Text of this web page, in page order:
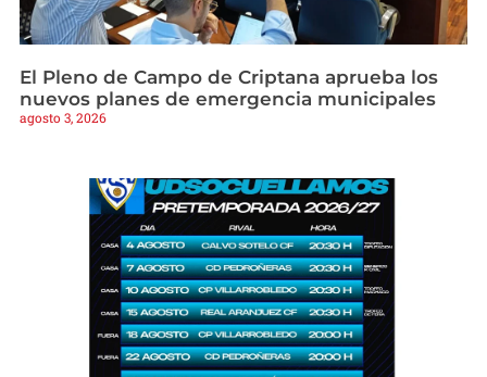
El Pleno de Campo de Criptana aprueba los
nuevos planes de emergencia municipales
agosto 3, 2026